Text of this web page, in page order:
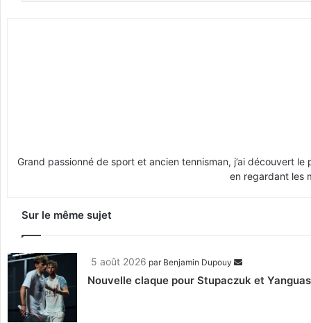
Grand passionné de sport et ancien tennisman, j’ai découvert
en regardant les
Sur le même sujet
5 août 2026 par Benjamin Dupouy
Nouvelle claque pour Stupaczuk et